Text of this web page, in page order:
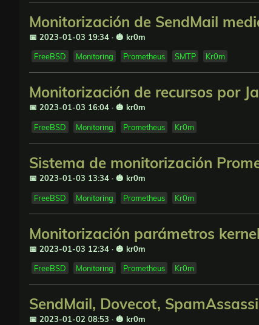
Monitorización de SendMail
📅 2023-01-03 19:34 · 🎃 kr0m
FreeBSD Monitoring Prometheus SMTP Kr0m
Monitorización de recursos por
📅 2023-01-03 16:04 · 🎃 kr0m
FreeBSD Monitoring Prometheus Kr0m
Sistema de monitorización
📅 2023-01-03 13:34 · 🎃 kr0m
FreeBSD Monitoring Prometheus Kr0m
Monitorización parámetros
📅 2023-01-03 12:34 · 🎃 kr0m
FreeBSD Monitoring Prometheus Kr0m
SendMail, Dovecot,
📅 2023-01-02 08:53 · 🎃 kr0m